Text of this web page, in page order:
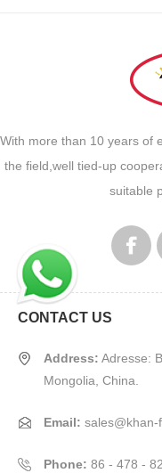
With more than 10 years of
the field,well tied-up
suitable
CONTACT US
Address: Adresse:
Mongolia, China.
Email: sales@khan-
Phone: 86 - 478 -